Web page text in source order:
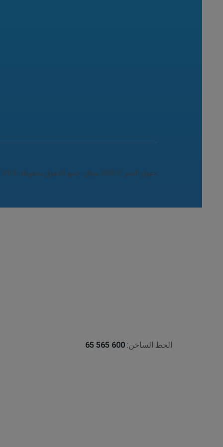
حقوق النشر © 2025 ميثاق. جميع الحقوق محفوظة. V0.9
الخط الساخن: 600 565 65